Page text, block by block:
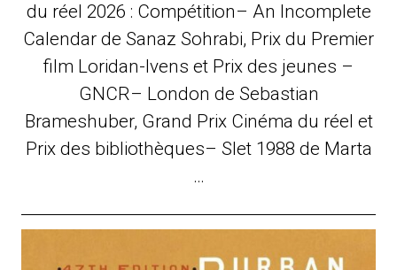
du réel 2026 : Compétition– An Incomplete
Calendar de Sanaz Sohrabi, Prix du Premier
film Loridan-Ivens et Prix des jeunes –
GNCR– London de Sebastian
Brameshuber, Grand Prix Cinéma du réel et
Prix des bibliothèques– Slet 1988 de Marta
…